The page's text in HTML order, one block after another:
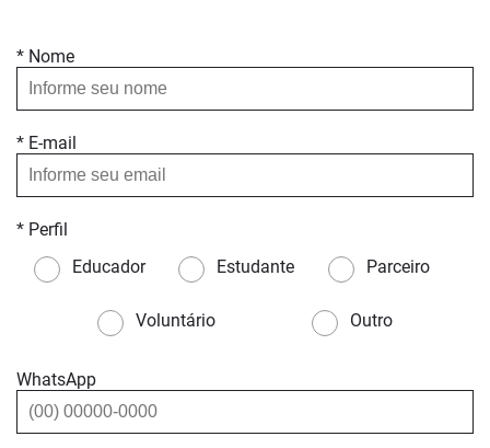
* Nome
* E-mail
* Perfil
Educador
Estudante Parceiro
Voluntário Outro
WhatsApp